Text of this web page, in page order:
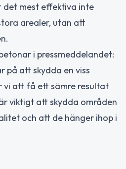
det mest effektiva inte
arealer, utan att
i pressmeddelandet:
på att skydda en viss
vi att få ett sämre resultat
viktigt att skydda områden
och att de hänger ihop i